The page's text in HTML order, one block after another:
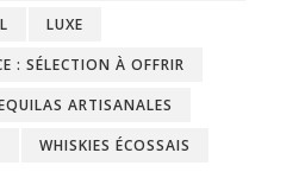
LUXE
: SÉLECTION À OFFRIR
ARTISANALES
WHISKIES ÉCOSSAIS